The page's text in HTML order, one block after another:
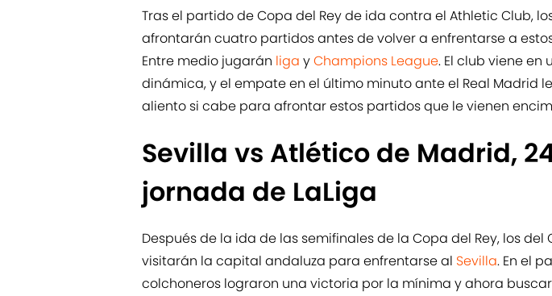
Tras el partido de Copa del Rey de ida contra el Athletic Club,
afrontarán cuatro partidos antes de volver a enfrentarse a
Entre medio jugarán liga yChampions League. El club viene en
dinámica, y el empate en el último minuto ante el Real Madrid
aliento si cabe para afrontar estos partidos que le vienen
Sevilla vs Atlético de Madrid,
jornada de LaLiga
Después de la ida de las semifinales de la Copa del Rey, los del
visitarán la capital andaluza para enfrentarse al Sevilla. En el
colchoneros lograron una victoria por la mínima y ahora